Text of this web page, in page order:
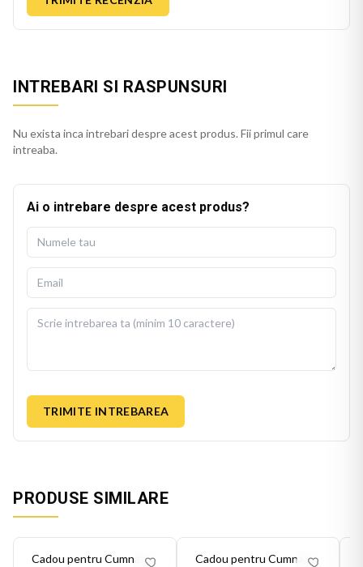
INTREBARI SI RASPUNSURI
Nu exista inca intrebari despre acest produs. Fii primul care
intreaba.
Ai o intrebare despre acest produs?
TRIMITE INTREBAREA
PRODUSE SIMILARE
%
Cadou pentru Cumnata -
%
Cadou pentru Cumnata -